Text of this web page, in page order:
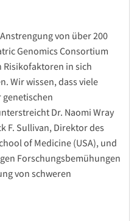
von über 200
Genomics Consortium
Risikofaktoren in sich
Wir wissen, dass viele
Dr. Naomi Wray
F. Sullivan, Direktor des
of Medicine (USA), und
Forschungsbemühungen
von schweren